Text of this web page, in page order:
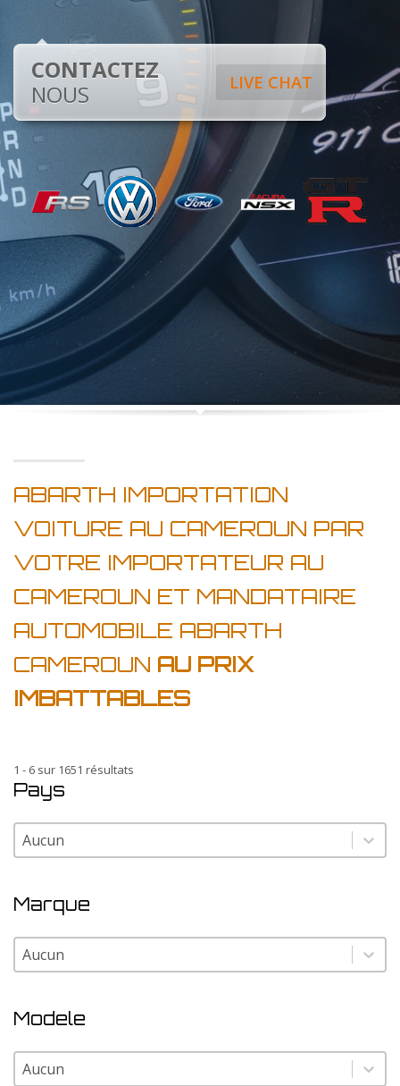
LIVE CHAT
CONTACTEZ
NOUS
ABARTH IMPORTATION
VOITURE AU CAMEROUN PAR
VOTRE IMPORTATEUR AU
CAMEROUN ET MANDATAIRE
AUTOMOBILE ABARTH
CAMEROUN AU PRIX
IMBATTABLES
1 - 6 sur 1651 résultats
Pays
Pays
Pays
Marque
Marque
Marque
Modele
Modele
Modele